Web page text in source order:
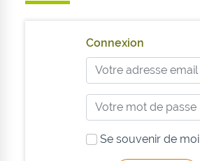
Connexion
Se souvenir de moi